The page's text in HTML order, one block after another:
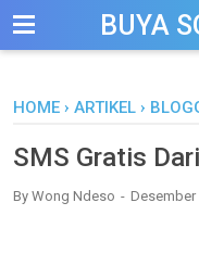
--> BUYA
HOME › ARTIKEL ›
SMS Gratis
By Wong Ndeso Desember